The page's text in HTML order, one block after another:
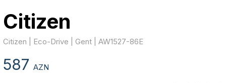
Citizen
Citizen | Eco-Drive | Gent | AW1527-86E
587AZN